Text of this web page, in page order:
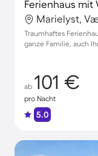
Ferienhaus mit
Marielyst,
Traumhaftes
ganze Familie, auch
ab 101 €
pro Nacht
5.0